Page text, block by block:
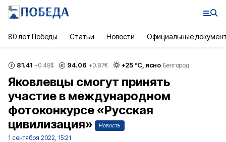
80 лет Победы Статьи Новости Официальные
81.41 +0.48$ 94.06 +0.87€ +25°С, ясно Белгород
Яковлевцы смогут принять
участие в международном
фотоконкурсе «Русская
цивилизация»
Новость
1 сентября 2022, 15:21